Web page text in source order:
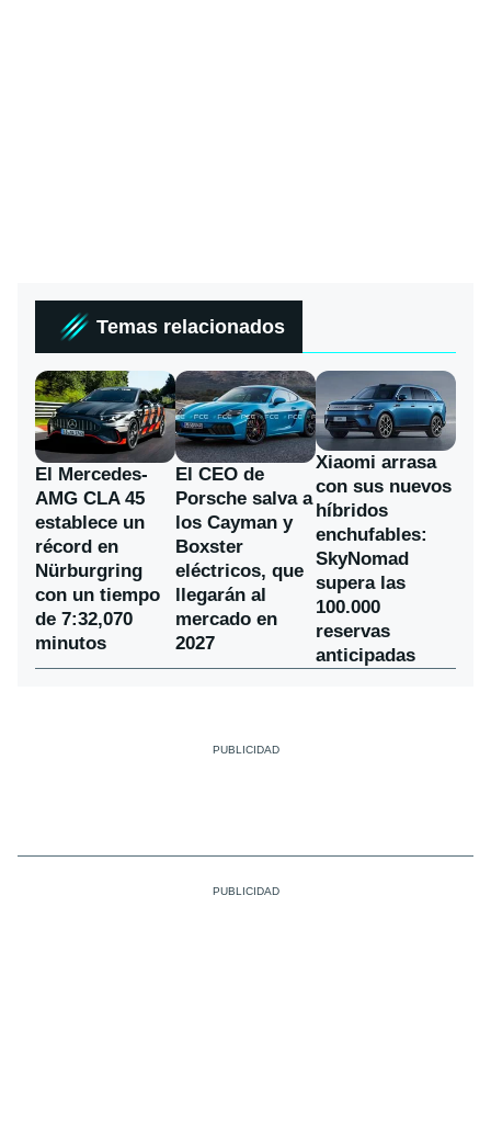
Temas relacionados
El Mercedes-
AMG CLA 45
establece un
récord en
Nürburgring
con un tiempo
de 7:32,070
minutos
El CEO de
Porsche salva a
los Cayman y
Boxster
eléctricos, que
llegarán al
mercado en
2027
Xiaomi arrasa
con sus nuevos
híbridos
enchufables:
SkyNomad
supera las
100.000
reservas
anticipadas